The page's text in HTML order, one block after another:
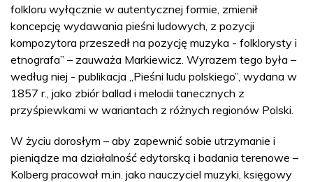
folkloru wyłącznie w autentycznej formie, zmienił
koncepcję wydawania pieśni ludowych, z pozycji
kompozytora przeszedł na pozycję muzyka - folklorysty i
etnografa” – zauważa Markiewicz. Wyrazem tego była –
według niej - publikacja „Pieśni ludu polskiego”, wydana w
1857 r., jako zbiór ballad i melodii tanecznych z
przyśpiewkami w wariantach z różnych regionów Polski.
W życiu dorosłym – aby zapewnić sobie utrzymanie i
pieniądze ma działalność edytorską i badania terenowe –
Kolberg pracował m.in. jako nauczyciel muzyki, księgowy